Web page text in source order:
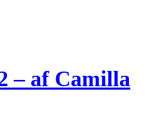
– af Camilla